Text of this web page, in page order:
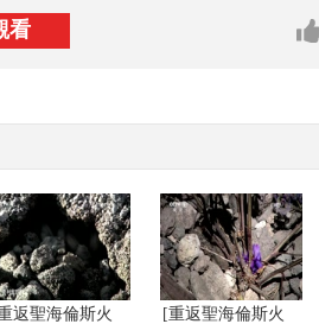
看
返聖海倫斯火
[重返聖海倫斯火